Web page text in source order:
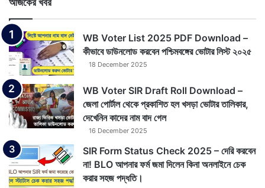
আজকের খবর
WB Voter List 2025 PDF Download –
কীভাবে ডাউনলোড করবেন পশ্চিমবঙ্গের ভোটার লিস্ট ২০২৫
18 December 2025
WB Voter SIR Draft Roll Download –
জেলা পোর্টাল থেকে প্রকাশিত হল খসড়া ভোটার তালিকার,
দেখেনিন কাদের নাম বাদ গেল
16 December 2025
SIR Form Status Check 2025 – দেরি করবেন
না! BLO আপনার ফর্ম জমা দিলেন কিনা অনলাইনে চেক
করার সহজ পদ্ধতি।